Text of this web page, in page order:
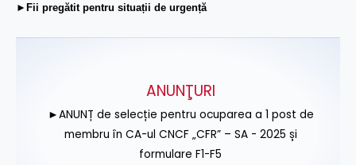
►Fii pregătit pentru situații de urgență
ANUNŢURI
►ANUNȚ de selecție pentru ocuparea a 1 post de
membru în CA-ul CNCF „CFR” – SA - 2025 și
formulare F1-F5